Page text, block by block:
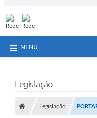
MENU
Legislação
Legislação